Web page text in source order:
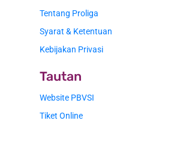
Tentang Proliga
Syarat & Ketentuan
Kebijakan Privasi
Tautan
Website PBVSI
Tiket Online